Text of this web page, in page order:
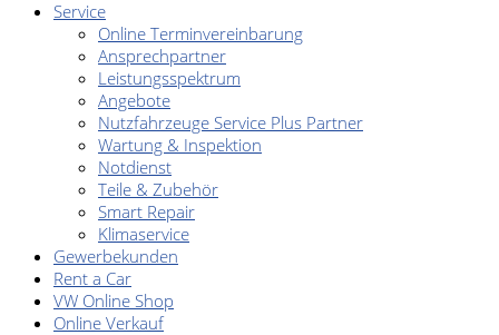
Service
Online Terminvereinbarung
Ansprechpartner
Leistungsspektrum
Angebote
Nutzfahrzeuge Service Plus Partner
Wartung & Inspektion
Notdienst
Teile & Zubehör
Smart Repair
Klimaservice
Gewerbekunden
Rent a Car
VW Online Shop
Online Verkauf